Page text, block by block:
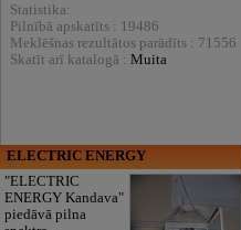
Statistika:
Pilnībā apskatīts : 19486
Meklēšnas rezultātos parādīts : 71556
Skatīt arī katalogā : Muita
ELECTRIC ENERGY
"ELECTRIC
ENERGY Kandava"
piedāvā pilna